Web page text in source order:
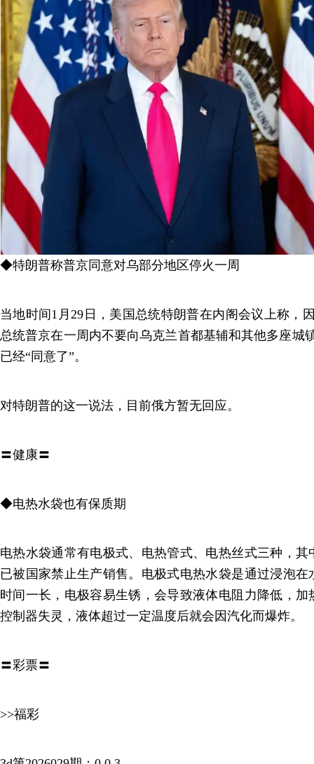
◆特朗普称普京同意对乌部分地区停火一周
当地时间1月29日，美国总统特朗普在内阁会议上称，
总统普京在一周内不要向乌克兰首都基辅和其他多座城
已经“同意了”。
对特朗普的这一说法，目前俄方暂无回应。
〓健康〓
◆电热水袋也有保质期
电热水袋通常有电极式、电热管式、电热丝式三种，
已被国家禁止生产销售。电极式电热水袋是通过浸泡
时间一长，电极容易生锈，会导致液体电阻力降低，
控制器失灵，液体超过一定温度后就会因汽化而爆炸。
〓彩票〓
>>福彩